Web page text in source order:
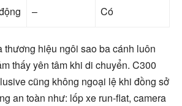
– Có
thương hiệu ngôi sao ba cánh luôn
thấy yên tâm khi di chuyển. C300
cũng không ngoại lệ khi đồng sở
an toàn như: lốp xe run-flat, camera